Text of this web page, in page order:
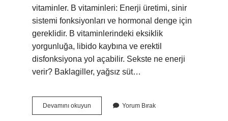
vitaminler. B vitaminleri: Enerji üretimi, sinir
sistemi fonksiyonları ve hormonal denge için
gereklidir. B vitaminlerindeki eksiklik
yorgunluğa, libido kaybına ve erektil
disfonksiyona yol açabilir. Sekste ne enerji
verir? Baklagiller, yağsız süt…
Devamını okuyun
Isteksizliğe
Yorum Bırak